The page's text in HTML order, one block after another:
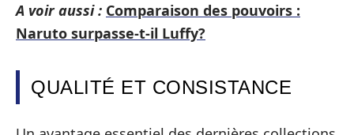
A voir aussi : Comparaison des pouvoirs :
Naruto surpasse-t-il Luffy?
QUALITÉ ET CONSISTANCE